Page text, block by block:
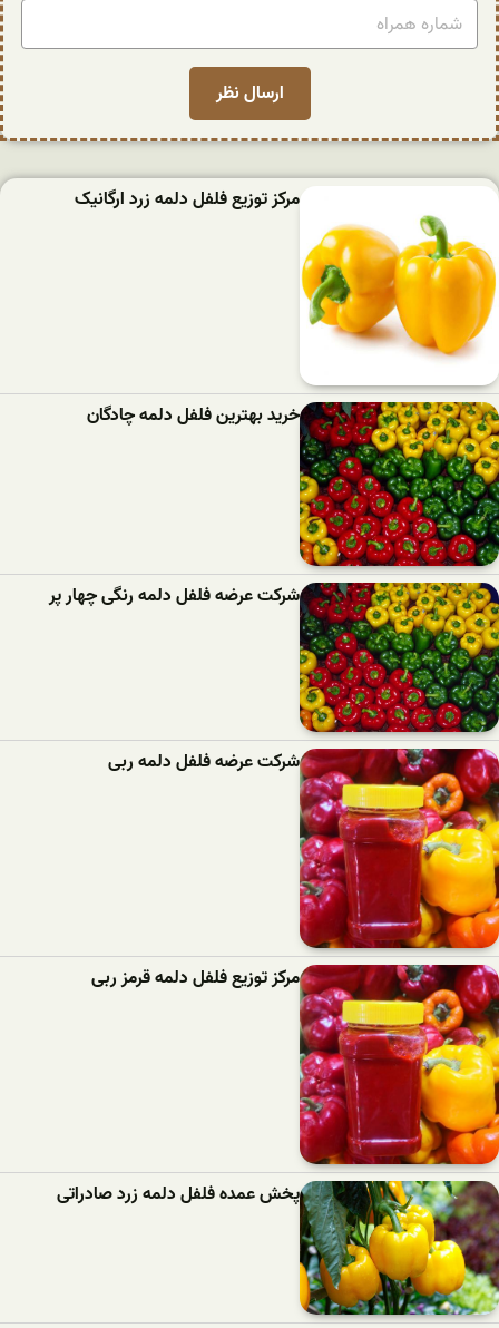
مرکز توزیع فلفل دلمه زرد ارگانیک
خرید بهترین فلفل دلمه‌ چادگان
شرکت عرضه فلفل دلمه رنگی چهار پر
شرکت عرضه فلفل دلمه ربی
مرکز توزیع فلفل دلمه قرمز ربی
پخش عمده فلفل دلمه زرد صادراتی